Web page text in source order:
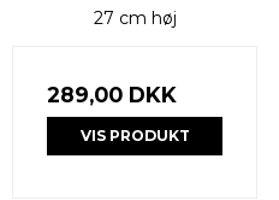
27 cm høj
289,00 DKK
VIS PRODUKT